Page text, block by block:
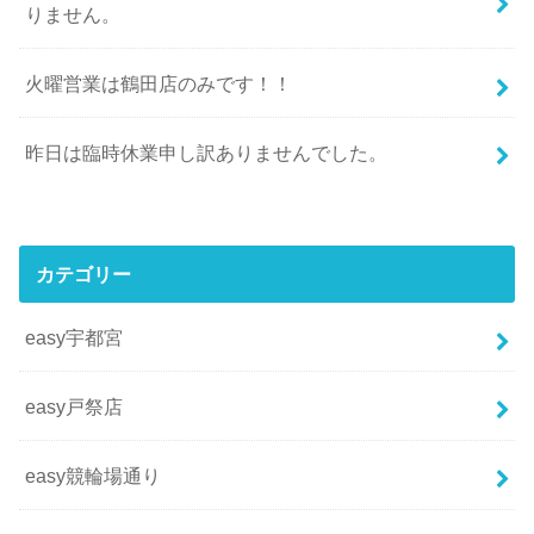
りません。
火曜営業は鶴田店のみです！！
昨日は臨時休業申し訳ありませんでした。
カテゴリー
easy宇都宮
easy戸祭店
easy競輪場通り